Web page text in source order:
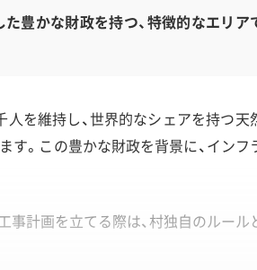
豊かな財政を持つ、特徴的なエリア
人を維持し、世界的なシェアを持つ天
す。この豊かな財政を背景に、インフ
事計画を立てる際は、村独自のルール